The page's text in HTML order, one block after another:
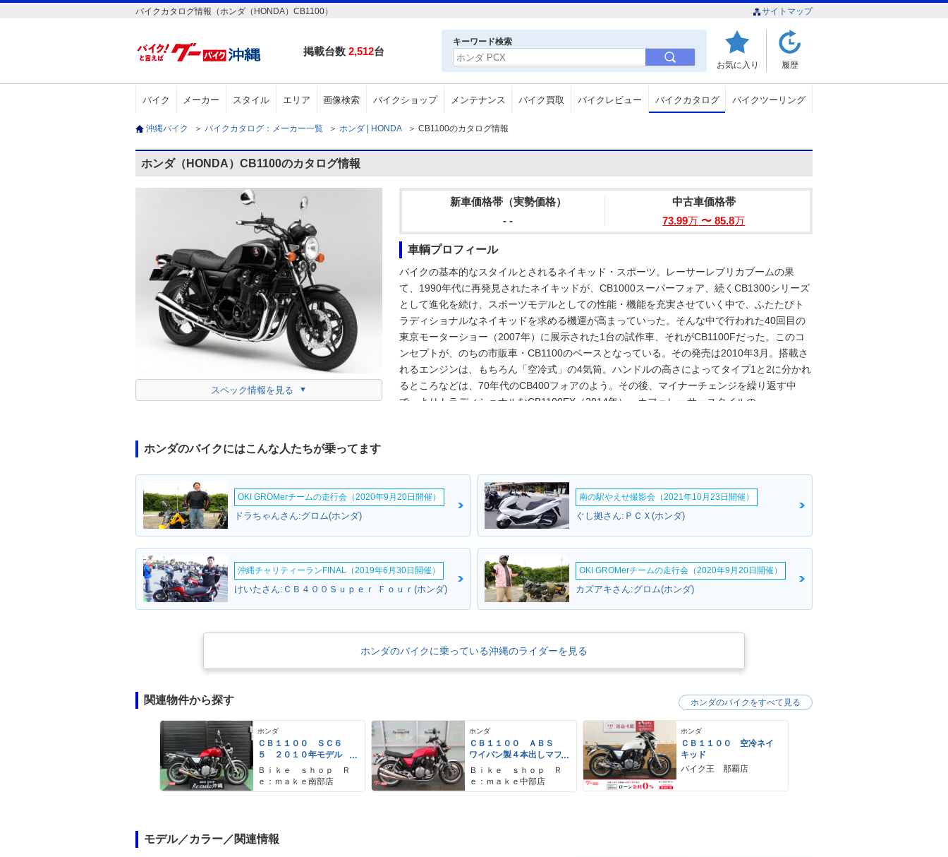
バイクカタログ情報（ホンダ（HONDA）CB1100） サイトマップ
掲載台数 2,512台
キーワード検索
お気に入り 履歴
バイク メーカー スタイル エリア 画像検索 バイクショップ メンテナンス バイク買取 バイクレビュー バイクカタログ バイクツーリング
沖縄バイク ＞ バイクカタログ：メーカー一覧 ＞ ホンダ | HONDA ＞ CB1100のカタログ情報
ホンダ（HONDA）CB1100のカタログ情報
スペック情報を見る
新車価格帯（実勢価格）
- -
中古車価格帯
73.99万 〜 85.8万
車輌プロフィール
バイクの基本的なスタイルとされるネイキッド・スポーツ。レーサーレプリカブームの果
て、1990年代に再発見されたネイキッドが、CB1000スーパーフォア、続くCB1300シリーズ
として進化を続け、スポーツモデルとしての性能・機能を充実させていく中で、ふたたびト
ラディショナルなネイキッドを求める機運が高まっていった。そんな中で行われた40回目の
東京モーターショー（2007年）に展示された1台の試作車、それがCB1100Fだった。このコ
ンセプトが、のちの市販車・CB1100のベースとなっている。その発売は2010年3月。搭載さ
れるエンジンは、もちろん「空冷式」の4気筒。ハンドルの高さによってタイプ1と2に分かれ
るところなどは、70年代のCB400フォアのよう。その後、マイナーチェンジを繰り返す中
で、よりトラディショナルなCB1100EX（2014年）、カフェレーサースタイルの
ルエディションと、同年11月発売のCB1100EXファイナルエディションを以て、CB1100・シ
リーズのモデルヒストリーに幕が下りた。CB1100に最終仕様は設定されなかった。
ホンダのバイクにはこんな人たちが乗ってます
OKI GROMerチームの走行会（2020年9月20日開催）
ドラちゃんさん:グロム(ホンダ)
南の駅やえせ撮影会（2021年10月23日開催）
ぐし拠さん:ＰＣＸ(ホンダ)
沖縄チャリティーランFINAL（2019年6月30日開催）
けいたさん:ＣＢ４００Ｓｕｐｅｒ Ｆｏｕｒ(ホンダ)
OKI GROMerチームの走行会（2020年9月20日開催）
カズアキさん:グロム(ホンダ)
ホンダのバイクに乗っている沖縄のライダーを見る
関連物件から探す
ホンダ
ＣＢ１１００ ＳＣ６
５ ２０１０年モデル
モリワキショート管 エ
ンジンガード ＥＴＣ車
載器 キャンディーグロ
Ｂｉｋｅ ｓｈｏｐ Ｒ
ｅ：ｍａｋｅ南部店
ホンダ
ＣＢ１１００ ＡＢＳ
ワイバン製４本出しマフ
ラー エンジンガード
ＣＢ７５０Ｋ仕様シー
ト アップハン
Ｂｉｋｅ ｓｈｏｐ Ｒ
ｅ：ｍａｋｅ中部店
ホンダ
ＣＢ１１００ 空冷ネイ
キッド
バイク王 那覇店
ホンダのバイクをすべて見る
モデル／カラー／関連情報